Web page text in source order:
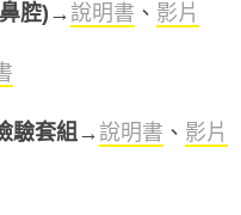
腔) →說明書 、 影片
驗套組→說明書 、 影片